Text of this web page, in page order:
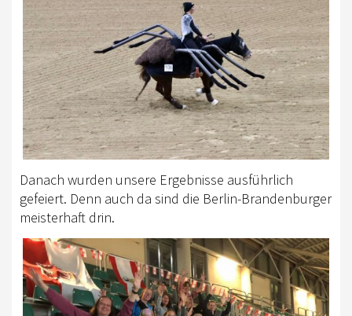
Danach wurden unsere Ergebnisse ausführlich
gefeiert. Denn auch da sind die Berlin-Brandenburger
meisterhaft drin.